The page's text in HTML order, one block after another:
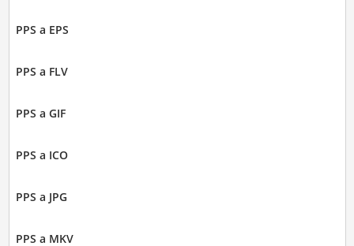
PPS a EPS
PPS a FLV
PPS a GIF
PPS a ICO
PPS a JPG
PPS a MKV